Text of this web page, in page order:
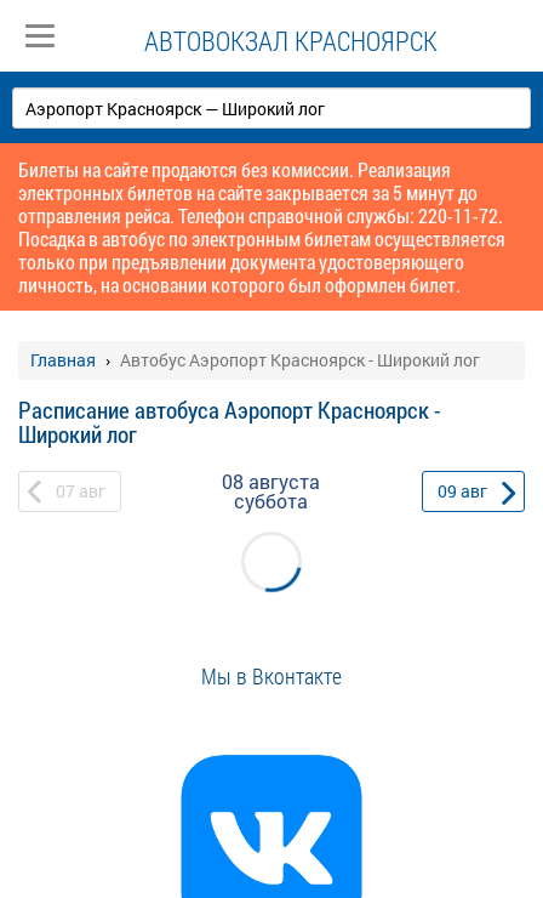
АВТОВОКЗАЛ КРАСНОЯРСК
Билеты на сайте продаются без комиссии. Реализация
электронных билетов на сайте закрывается за 5 минут до
отправления рейса. Телефон справочной службы: 220-11-72.
Посадка в автобус по электронным билетам осуществляется
только при предъявлении документа удостоверяющего
личность, на основании которого был оформлен билет.
Главная Автобус Аэропорт Красноярск - Широкий лог
Расписание автобуса Аэропорт Красноярск -
Широкий лог
07 авг 08 августа
суббота 09 авг
Мы в Вконтакте